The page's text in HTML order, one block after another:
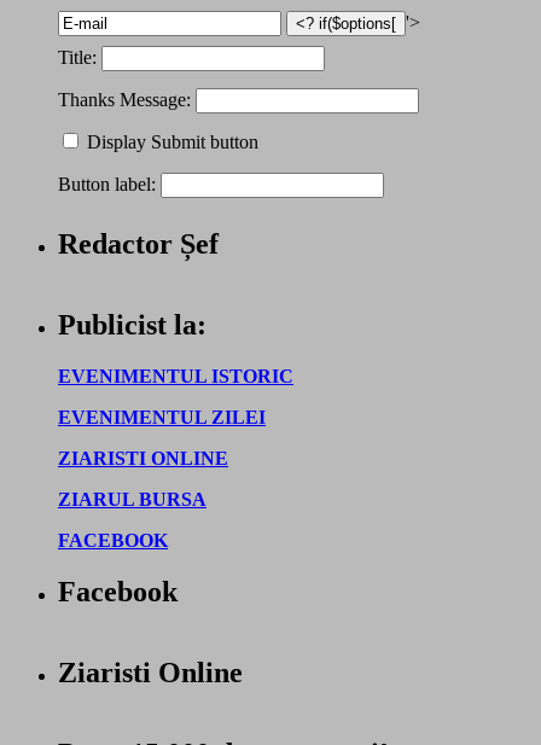
'>
Title:
Thanks Message:
Display Submit button
Button label:
Redactor Șef
Publicist la:
EVENIMENTUL ISTORIC
EVENIMENTUL ZILEI
ZIARISTI ONLINE
ZIARUL BURSA
FACEBOOK
Facebook
Ziaristi Online